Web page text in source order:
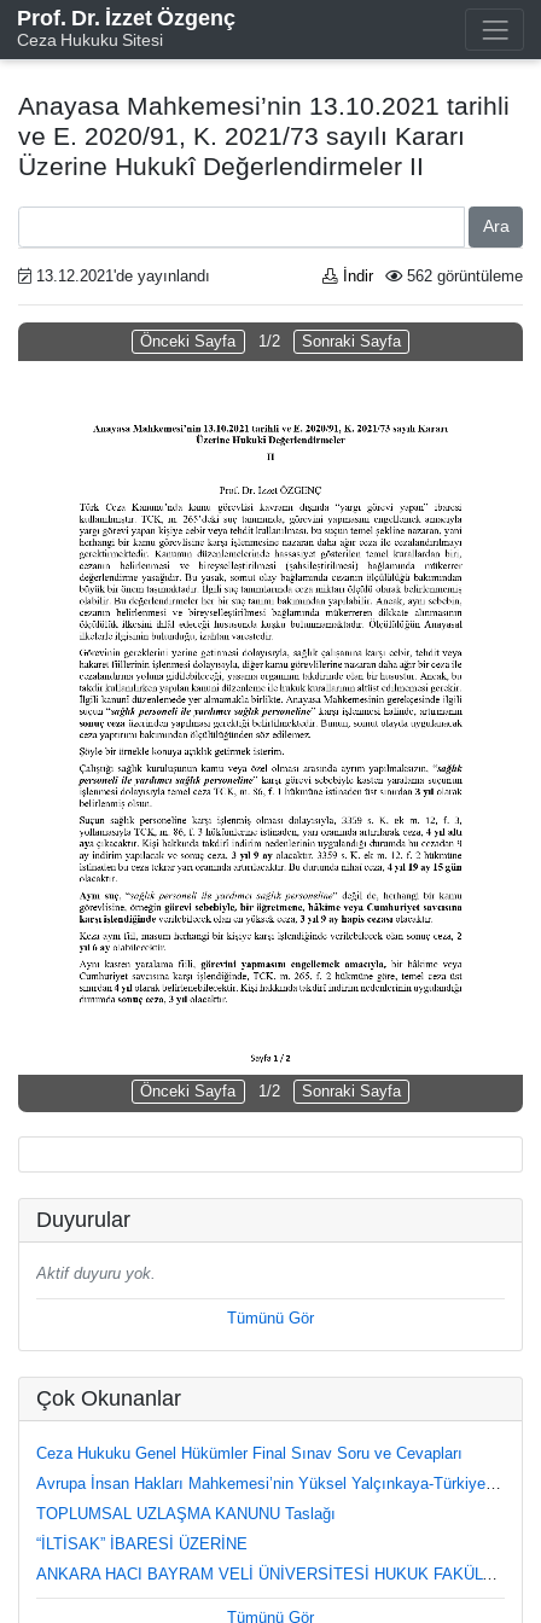
Prof. Dr. İzzet Özgenç
Ceza Hukuku Sitesi
Anayasa Mahkemesi’nin 13.10.2021 tarihli
ve E. 2020/91, K. 2021/73 sayılı Kararı
Üzerine Hukukî Değerlendirmeler II
Ara
13.12.2021'de yayınlandı 562 görüntüleme
İndir
Önceki Sayfa 1/2 Sonraki Sayfa
Önceki Sayfa 1/2 Sonraki Sayfa
Duyurular
Aktif duyuru yok.
Tümünü Gör
Çok Okunanlar
Ceza Hukuku Genel Hükümler Final Sınav Soru ve Cevapları
TOPLUMSAL UZLAŞMA KANUNU Taslağı
“İLTİSAK” İBARESİ ÜZERİNE
Tümünü Gör